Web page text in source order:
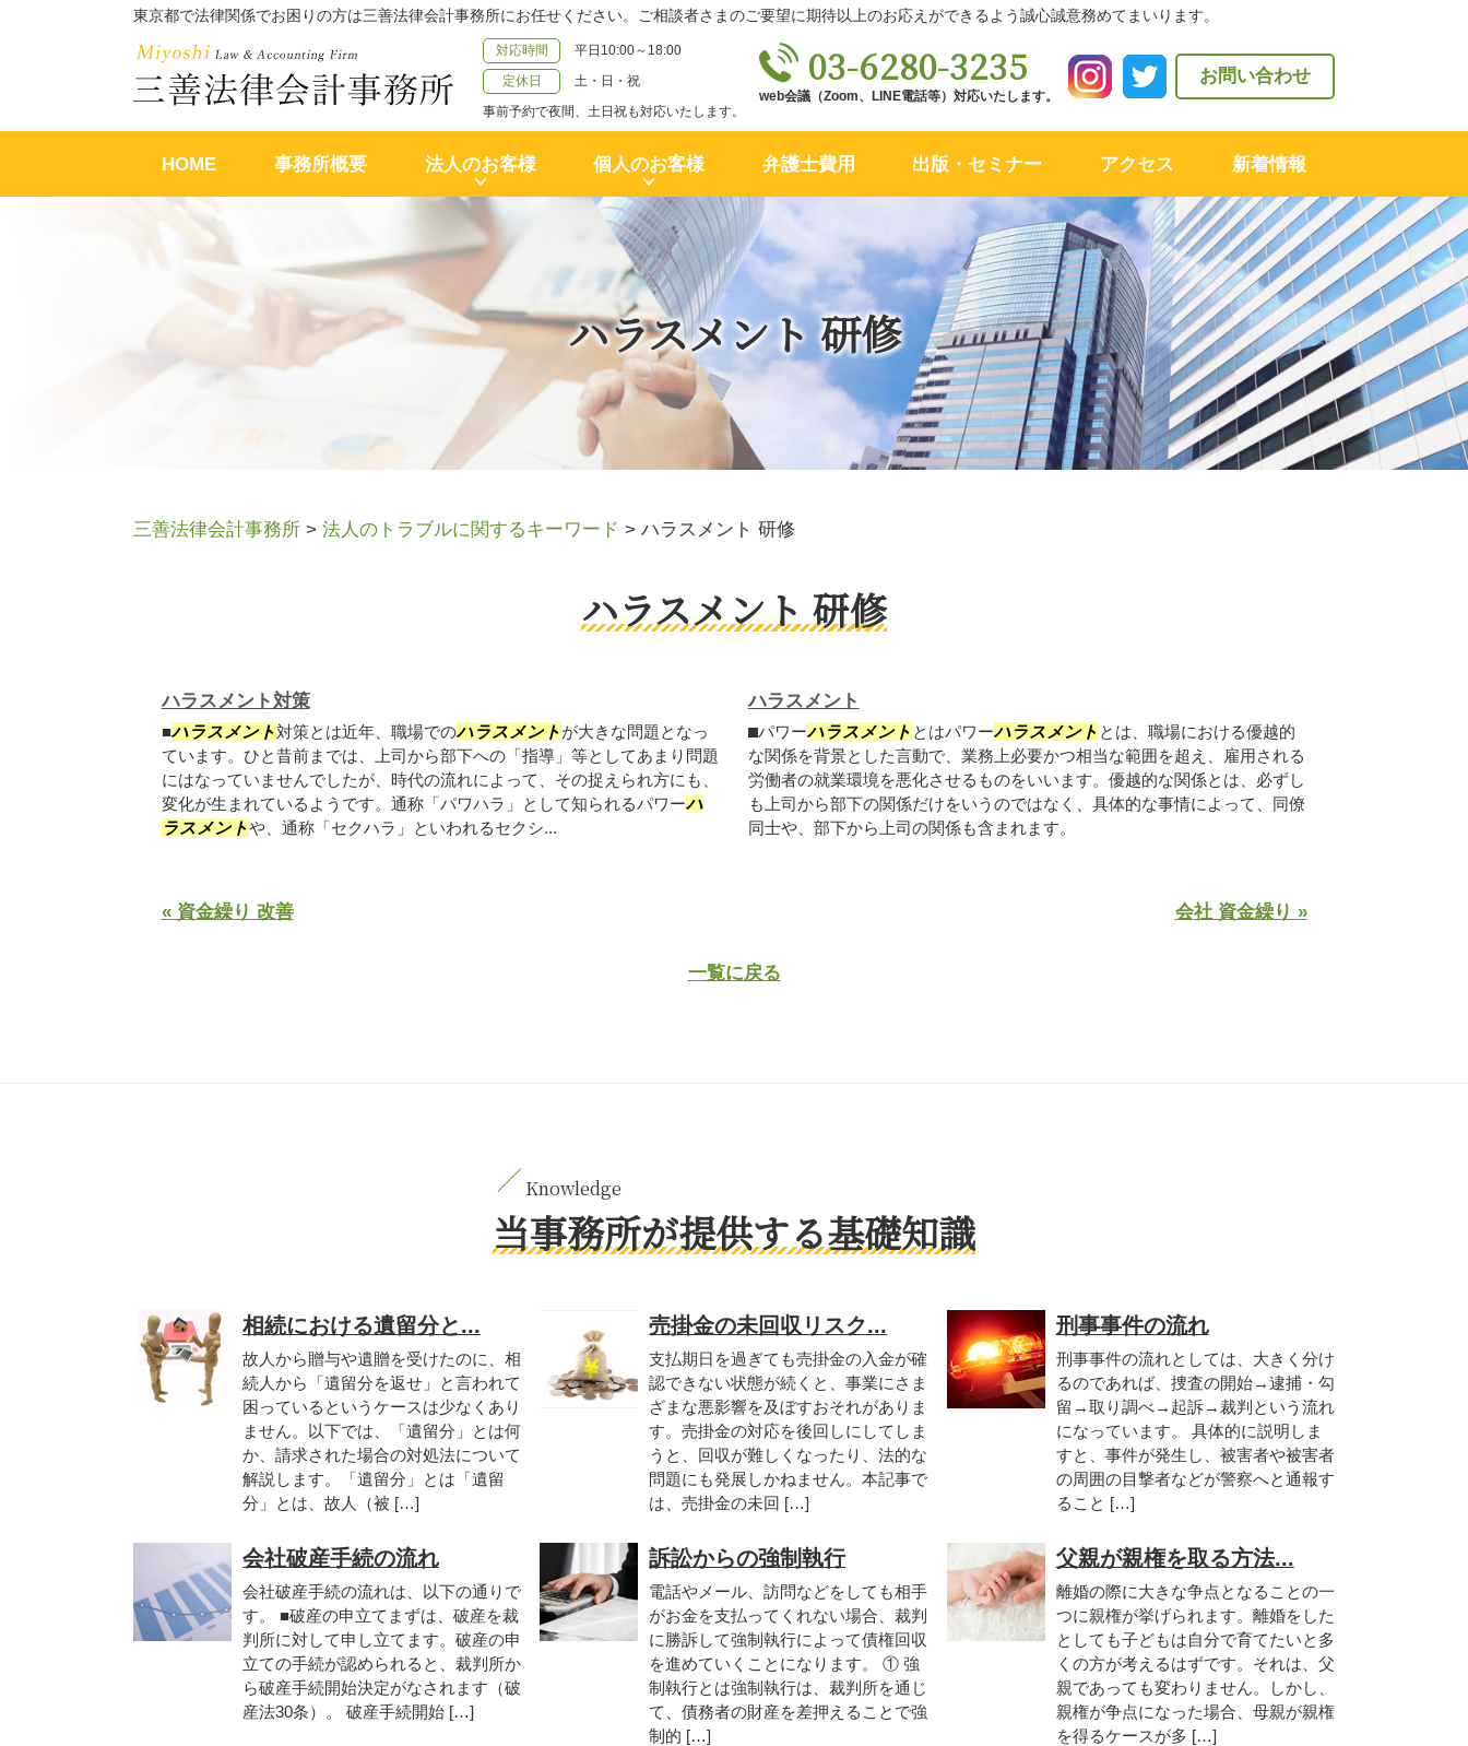
ハラスメント 研修
東京都で法律関係でお困りの方は三善法律会計事務所にお任せください。ご相談者さまのご要望に期待以上のお応えができるよう誠心誠意務めてまいります。
対応時間
平日10:00～18:00
定休日
土・日・祝
事前予約で夜間、土日祝も対応いたします。
03-6280-3235
web会議（Zoom、LINE電話等）対応いたします。
お問い合わせ
HOME 事務所概要 法人のお客様 個人のお客様 弁護士費用 出版・セミナー アクセス 新着情報
三善法律会計事務所 > 法人のトラブルに関するキーワード > ハラスメント 研修
ハラスメント 研修
ハラスメント対策
■ハラスメント対策とは近年、職場でのハラスメントが大きな問題となっ
ています。ひと昔前までは、上司から部下への「指導」等としてあまり問題
にはなっていませんでしたが、時代の流れによって、その捉えられ方にも、
変化が生まれているようです。通称「パワハラ」として知られるパワーハ
ラスメントや、通称「セクハラ」といわれるセクシ...
ハラスメント
⬛︎パワーハラスメント とはパワーハラスメント とは、職場における優越的
な関係を背景とした言動で、業務上必要かつ相当な範囲を超え、雇用される
労働者の就業環境を悪化させるものをいいます。優越的な関係とは、必ずし
も上司から部下の関係だけをいうのではなく、具体的な事情によって、同僚
同士や、部下から上司の関係も含まれます。
« 資金繰り 改善 会社 資金繰り »
一覧に戻る
当事務所が提供する基礎知識
相続における遺留分と...
故人から贈与や遺贈を受けたのに、相
続人から「遺留分を返せ」と言われて
困っているというケースは少なくあり
ません。以下では、「遺留分」とは何
か、請求された場合の対処法について
解説します。「遺留分」とは「遺留
分」とは、故人（被 […]
売掛金の未回収リスク...
支払期日を過ぎても売掛金の入金が確
認できない状態が続くと、事業にさま
ざまな悪影響を及ぼすおそれがありま
す。売掛金の対応を後回しにしてしま
うと、回収が難しくなったり、法的な
問題にも発展しかねません。本記事で
は、売掛金の未回 […]
刑事事件の流れ
刑事事件の流れとしては、大きく分け
るのであれば、捜査の開始→逮捕・勾
留→取り調べ→起訴→裁判という流れ
になっています。 具体的に説明しま
すと、事件が発生し、被害者や被害者
の周囲の目撃者などが警察へと通報す
ること […]
会社破産手続の流れ
会社破産手続の流れは、以下の通りで
す。 ■破産の申立てまずは、破産を裁
判所に対して申し立てます。破産の申
立ての手続が認められると、裁判所か
ら破産手続開始決定がなされます（破
産法30条）。 破産手続開始 […]
訴訟からの強制執行
電話やメール、訪問などをしても相手
がお金を支払ってくれない場合、裁判
に勝訴して強制執行によって債権回収
を進めていくことになります。 ① 強
制執行とは強制執行は、裁判所を通じ
て、債務者の財産を差押えることで強
制的 […]
父親が親権を取る方法...
離婚の際に大きな争点となることの一
つに親権が挙げられます。離婚をした
としても子どもは自分で育てたいと多
くの方が考えるはずです。それは、父
親であっても変わりません。しかし、
親権が争点になった場合、母親が親権
を得るケースが多 […]